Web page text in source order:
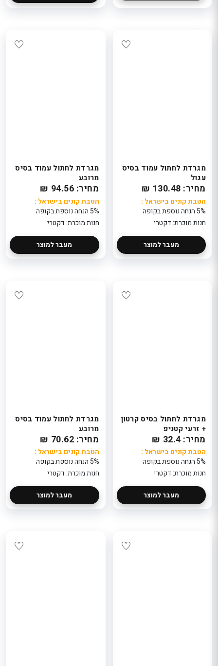
מגרדת לחתול עמוד בסיס
עגול
מחיר: 130.48 ₪
הטבת קונים בישראל :
5% הנחה נוספת בקופה
חנות מוכרת: דקטרי
מעבר למוצר
מגרדת לחתול עמוד בסיס
מרובע
מחיר: 94.56 ₪
הטבת קונים בישראל :
5% הנחה נוספת בקופה
חנות מוכרת: דקטרי
מעבר למוצר
מגרדת לחתול בסיס קרטון
+ זרעי קטניפ
מחיר: 32.4 ₪
הטבת קונים בישראל :
5% הנחה נוספת בקופה
חנות מוכרת: דקטרי
מעבר למוצר
מגרדת לחתול עמוד בסיס
מרובע
מחיר: 70.62 ₪
הטבת קונים בישראל :
5% הנחה נוספת בקופה
חנות מוכרת: דקטרי
מעבר למוצר